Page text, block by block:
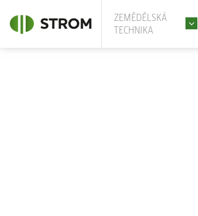
ZEMĚDĚLSKÁ
TECHNIKA